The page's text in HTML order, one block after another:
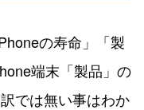
の寿命」「製
端末「製品」の
では無い事はわか